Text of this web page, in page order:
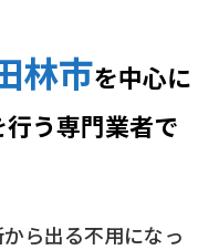
林市を中心に
う専門業者で
ら出る不用になっ